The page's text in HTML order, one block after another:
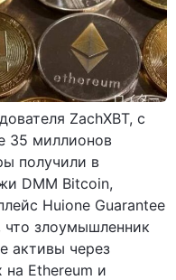
ZachXBT, с
35 миллионов
получили в
DMM Bitcoin,
Huione Guarantee
злоумышленник
активы через
Ethereum и